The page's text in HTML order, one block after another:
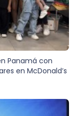
Panamá con
en McDonald’s